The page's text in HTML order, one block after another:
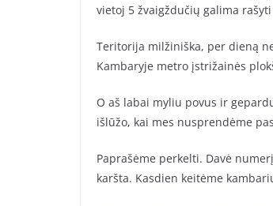
vietoj 5 žvaigždučių galima rašyti
Teritorija milžiniška, per dieną
Kambaryje metro įstrižainės
O aš labai myliu povus ir
išlūžo, kai mes nusprendėme
Paprašėme perkelti. Davė
karšta. Kasdien keitėme